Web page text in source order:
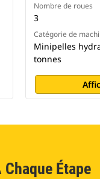
Nombre de roues
3
Catégorie de
Minipelles
tonnes
Étape